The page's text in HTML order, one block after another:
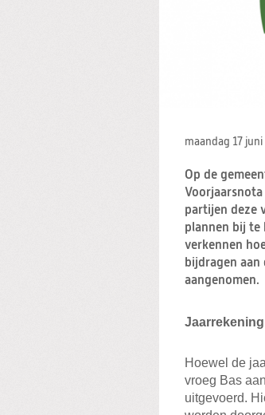
maandag 17 juni
Op de
partijen deze
plannen bij te
verkennen
bijdragen aan
aangenomen.
Hoewel de
vroeg Bas
uitgevoerd.